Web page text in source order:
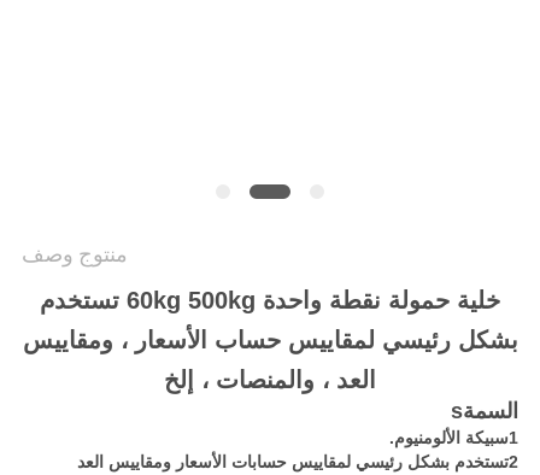
منتوج وصف
خلية حمولة نقطة واحدة 60kg 500kg تستخدم
بشكل رئيسي لمقاييس حساب الأسعار ، ومقاييس
العد ، والمنصات ، إلخ
السمةs
1سبيكة الألومنيوم.
2تستخدم بشكل رئيسي لمقاييس حسابات الأسعار ومقاييس العد